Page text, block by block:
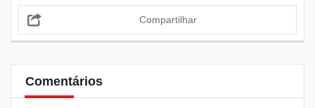
Compartilhar
Comentários